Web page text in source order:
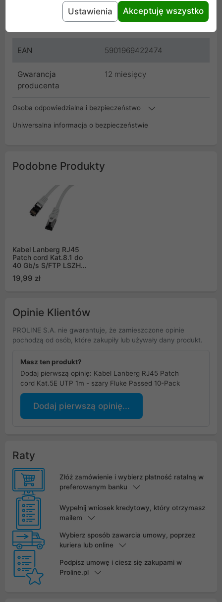
PCU5-20CC-0100-S
EAN 5901969422474
Gwarancja
producenta
12 miesięcy
Osoba odpowiedzialna i bezpieczeństwo
Uniwersalna informacja o bezpieczeństwie
Podobne Produkty
Kabel Lanberg RJ45
Patch cord Kat.8.1 do
40 Gb/s S/FTP LSZH
CU 3m Szary Fluke
Passed (PCF8-10CU-
19,99 zł
Opinie Klientów
PROLINE S.A. nie gwarantuje, że zamieszczone opinie
pochodzą od osób, które zakupiły lub używały dany produkt.
Masz ten produkt?
Dodaj pierwszą opinię: Kabel Lanberg RJ45 Patch
cord Kat.5E UTP 1m - szary Fluke Passed 10-Pack
Dodaj pierwszą opinię...
Raty
Złóż zamówienie i wybierz płatność ratalną w
preferowanym banku
Wypełnij wniosek kredytowy, który otrzymasz
mailem
Wybierz sposób zawarcia umowy, poprzez
kuriera lub online
Podpisz umowę i ciesz się zakupami w
Proline.pl
Ustawienia Akceptuję wszystko